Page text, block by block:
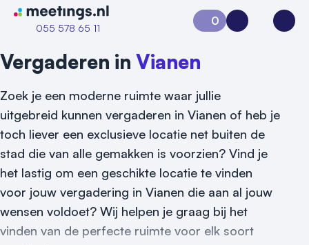
Naar home van Meetings
055 578 65 11
Vraag locatie aan
0
Aanvraag 0Inloggen
Vergaderen in Vianen
Zoek je een moderne ruimte waar jullie
uitgebreid kunnen vergaderen in Vianen of heb je
toch liever een exclusieve locatie net buiten de
stad die van alle gemakken is voorzien? Vind je
het lastig om een geschikte locatie te vinden
voor jouw vergadering in Vianen die aan al jouw
wensen voldoet? Wij helpen je graag bij het
vinden van de perfecte ruimte voor elk soort